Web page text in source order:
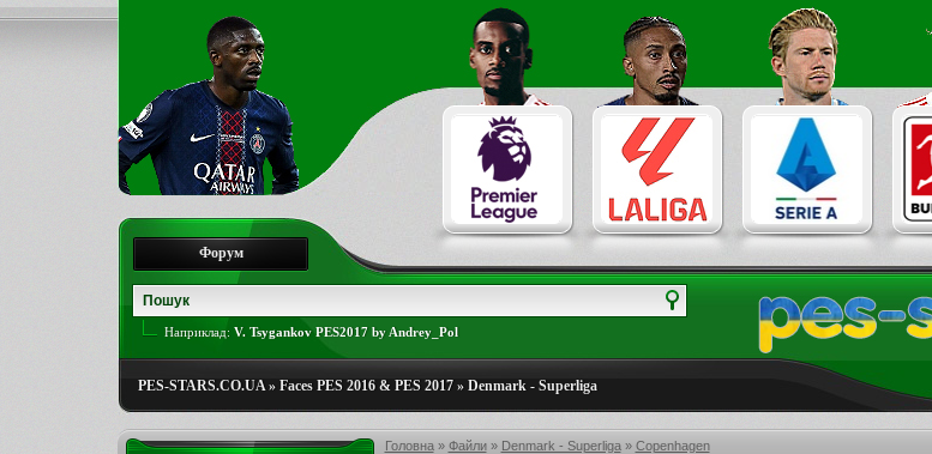
Форум
Наприклад: V. Tsygankov PES2017 by Andrey_Pol
PES-STARS.CO.UA» Faces PES 2016 & PES 2017» Denmark - Superliga
Головна» Файли» Denmark - Superliga» Copenhagen